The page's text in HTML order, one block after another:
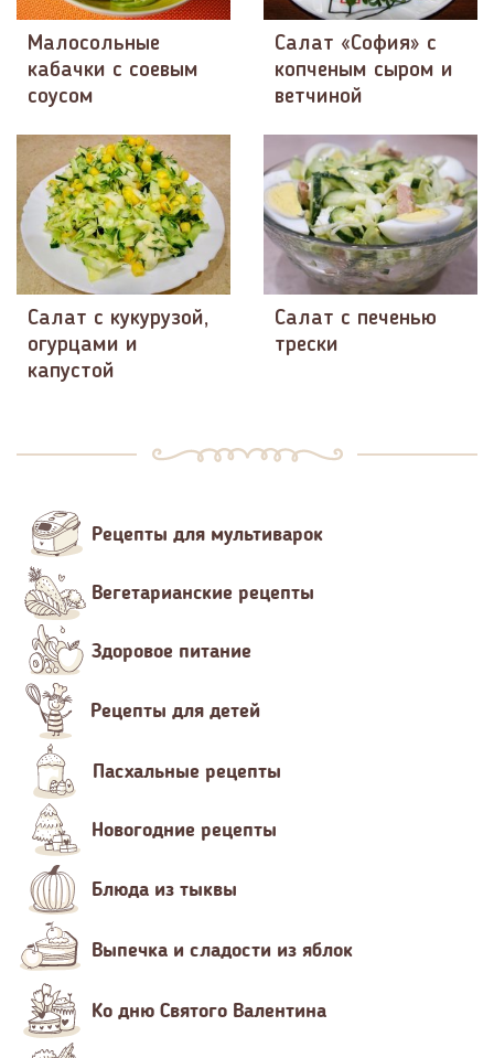
Малосольные
кабачки с соевым
соусом
Салат «София» с
копченым сыром и
ветчиной
Салат с кукурузой,
огурцами и
капустой
Салат с печенью
трески
Рецепты для мультиварок
Вегетарианские рецепты
Здоровое питание
Рецепты для детей
Пасхальные рецепты
Новогодние рецепты
Блюда из тыквы
Выпечка и сладости из яблок
Ко дню Святого Валентина